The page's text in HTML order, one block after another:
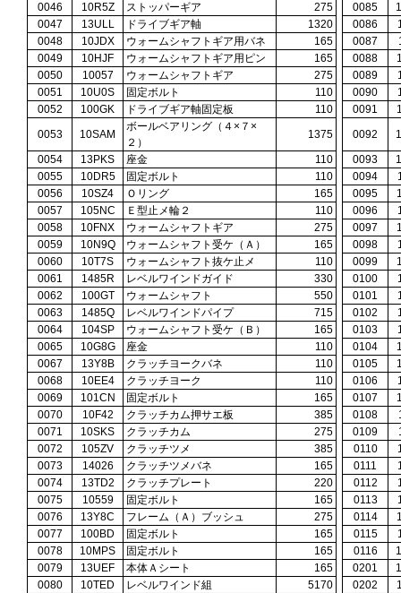
0046
10R5Z ストッパーギア 275 0085
0047
13ULL ドライブギア軸 1320 0086
0048
10JDX ウォームシャフトギア用バネ 165 0087
0049
10HJF ウォームシャフトギア用ピン 165 0088
0050
10057 ウォームシャフトギア 275 0089
0051
10U0S 固定ボルト 110 0090
0052
100GK ドライブギア軸固定板 110 0091
0053
10SAM
ボールベアリング（４×７×
２）
1375 0092
0054
13PKS 座金 110 0093
0055
10DR5 固定ボルト 110 0094
0056
10SZ4 Ｏリング 165 0095
0057
105NC Ｅ型止メ輪２ 110 0096
0058
10FNX ウォームシャフトギア 275 0097
0059
10N9Q ウォームシャフト受ケ（Ａ） 165 0098
0060
10T7S ウォームシャフト抜ケ止メ 110 0099
0061
1485R レベルワインドガイド 330 0100
0062
100GT ウォームシャフト 550 0101
0063
1485Q レベルワインドパイプ 715 0102
0064
104SP ウォームシャフト受ケ（Ｂ） 165 0103
0065
10G8G 座金 110 0104
0067
13Y8B クラッチヨークバネ 110 0105
0068
10EE4 クラッチヨーク 110 0106
0069
101CN 固定ボルト 165 0107
0070
10F42 クラッチカム押サエ板 385 0108
0071
10SKS クラッチカム 275 0109
0072
105ZV クラッチツメ 385 0110
0073
14026 クラッチツメバネ 165 0111
0074
13TD2 クラッチプレート 220 0112
0075
10559 固定ボルト 165 0113
0076
13Y8C フレーム（Ａ）ブッシュ 275 0114
0077
100BD 固定ボルト 165 0115
0078
10MPS 固定ボルト 165 0116
0079
13UEF 本体Ａシート 165 0201
0080
10TED レベルワインド組 5170 0202